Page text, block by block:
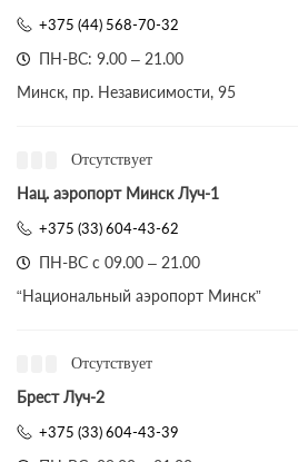
+375 (44) 568-70-32
ПН-ВС: 9.00 – 21.00
Минск, пр. Независимости, 95
Отсутствует
Нац. аэропорт Минск Луч-1
+375 (33) 604-43-62
ПН-ВС с 09.00 – 21.00
“Национальный аэропорт Минск”
Отсутствует
Брест Луч-2
+375 (33) 604-43-39